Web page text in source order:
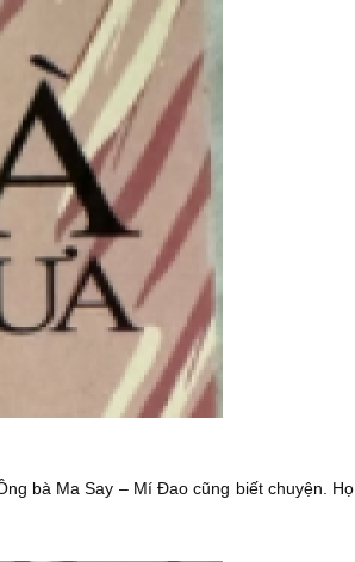
bà Ma Say – Mí Đao cũng biết chuyện. Họ